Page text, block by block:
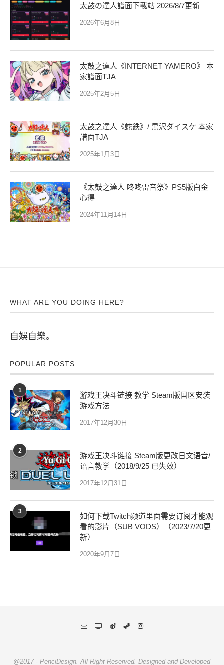
太鼓の達人譜面下載站 2026/8/7更新
2026年6月8日
太鼓之達人《INTERNET YAMERO》 本
家譜面TJA
2025年2月5日
太鼓之達人《蛇鉄》/ 黒沢ダイスケ 本家
譜面TJA
2025年1月3日
《太鼓之達人 咚咚雷音祭》PS5版白金
心得
2024年11月14日
WHAT ARE YOU DOING HERE?
自娛自樂。
POPULAR POSTS
1
游戏王决斗链接 教学 Steam版国区安装
游戏方法
2017年12月30日
2
游戏王决斗链接 Steam版更改日文语音/
语言教学（2018/9/25 已失效）
2017年12月31日
3
如何下载Twitch频道里面需要订阅才能观
看的影片（SUB VODS）（2023/7/20更
新）
2020年9月7日
@2017 - PenciDesign. All Right Reserved. Designed and Developed